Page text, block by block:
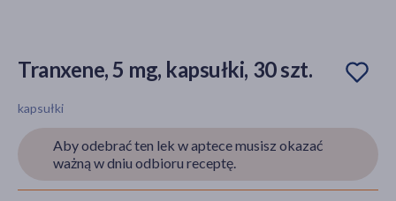
Tranxene, 5 mg, kapsułki, 30 szt.
kapsułki
Aby odebrać ten lek w aptece musisz okazać
ważną w dniu odbioru receptę.